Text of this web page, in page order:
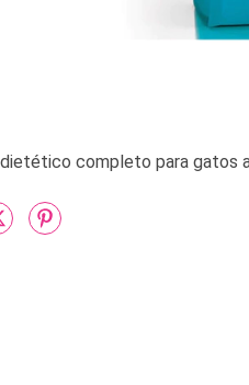
completo para gatos